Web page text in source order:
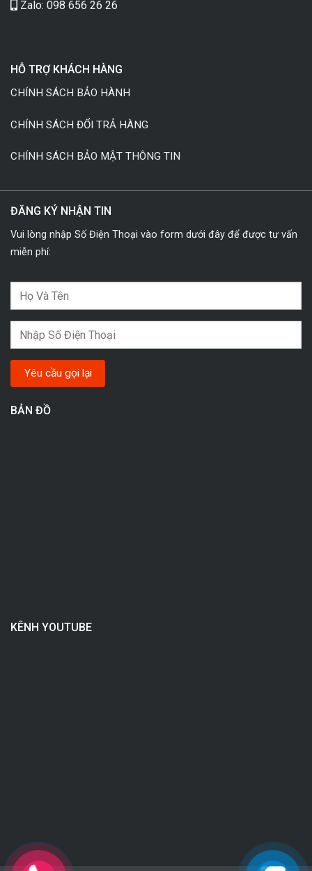
Zalo: 098 656 26 26
HỖ TRỢ KHÁCH HÀNG
CHÍNH SÁCH BẢO HÀNH
CHÍNH SÁCH ĐỔI TRẢ HÀNG
CHÍNH SÁCH BẢO MẬT THÔNG TIN
ĐĂNG KÝ NHẬN TIN
Vui lòng nhập Số Điện Thoại vào form dưới đây để được tư vấn
miễn phí:
BẢN ĐỒ
KÊNH YOUTUBE